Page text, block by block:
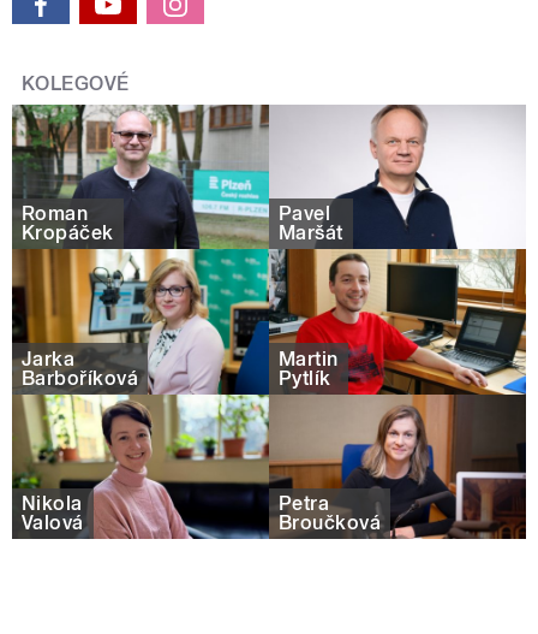
KOLEGOVÉ
Roman
Kropáček
Pavel
Maršát
Jarka
Barboříková
Martin
Pytlík
Nikola
Valová
Petra
Broučková